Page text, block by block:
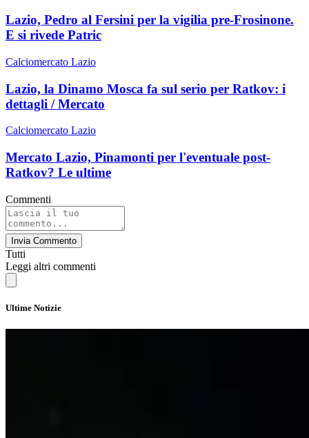
Lazio, Pedro al Fersini per la vigilia pre-Frosinone.
E si rivede Patric
Calciomercato Lazio
Lazio, la Dinamo Mosca fa sul serio per Ratkov: i
dettagli / Mercato
Calciomercato Lazio
Mercato Lazio, Pinamonti per l'eventuale post-
Ratkov? Le ultime
Commenti
Invia Commento
Tutti
Leggi altri commenti
Ultime Notizie